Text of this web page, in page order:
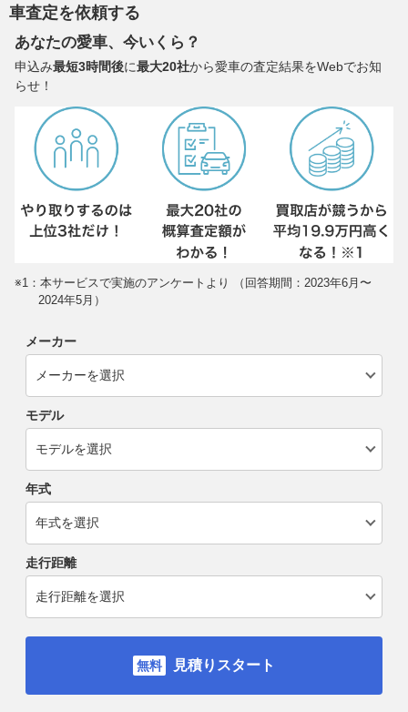
車査定を依頼する
あなたの愛車、今いくら？
申込み最短3時間後に最大20社から愛車の査定結果をWebでお知
らせ！
※1：本サービスで実施のアンケートより （回答期間：2023年6月〜
2024年5月）
メーカー
モデル
年式
走行距離
見積りスタート